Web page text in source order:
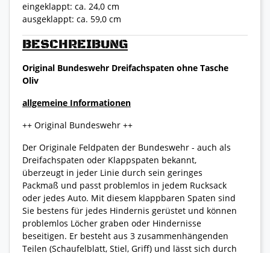
BESCHREIBUNG
Original Bundeswehr Dreifachspaten ohne Tasche
Oliv
allgemeine Informationen
++ Original Bundeswehr ++
Der Originale Feldpaten der Bundeswehr - auch als
Dreifachspaten oder Klappspaten bekannt,
überzeugt in jeder Linie durch sein geringes
Packmaß und passt problemlos in jedem Rucksack
oder jedes Auto. Mit diesem klappbaren Spaten sind
Sie bestens für jedes Hindernis gerüstet und können
problemlos Löcher graben oder Hindernisse
beseitigen. Er besteht aus 3 zusammenhängenden
Teilen (Schaufelblatt, Stiel, Griff) und lässt sich durch
eingeklappt: ca. 24,0 cm
ausgeklappt: ca. 59,0 cm